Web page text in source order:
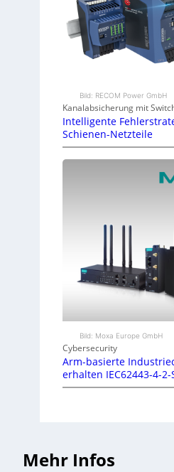
Bild: RECOM Power GmbH
Kanalabsicherung mit
Intelligente
Schienen-Netzteile
Bild: Moxa Europe GmbH
Cybersecurity
Arm-basierte
erhalten IEC62443-4-
Mehr Infos